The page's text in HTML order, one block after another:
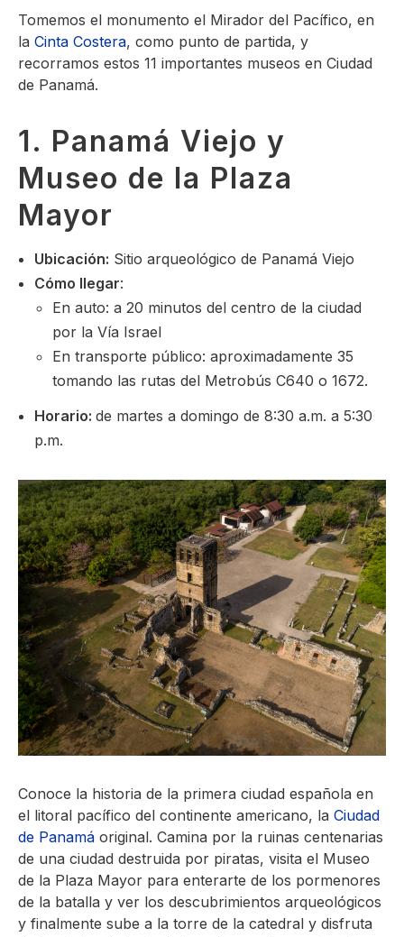
Tomemos el monumento el Mirador del Pacífico, en
la Cinta Costera, como punto de partida, y
recorramos estos 11 importantes museos en Ciudad
de Panamá.
1. Panamá Viejo y
Museo de la Plaza
Mayor
Ubicación: Sitio arqueológico de Panamá Viejo
Cómo llegar:
En auto: a 20 minutos del centro de la ciudad
por la Vía Israel
En transporte público: aproximadamente 35
tomando las rutas del Metrobús C640 o 1672.
Horario: de martes a domingo de 8:30 a.m. a 5:30
p.m.
Conoce la historia de la primera ciudad española en
el litoral pacífico del continente americano, la Ciudad
de Panamá original. Camina por la ruinas centenarias
de una ciudad destruida por piratas, visita el Museo
de la Plaza Mayor para enterarte de los pormenores
de la batalla y ver los descubrimientos arqueológicos
y finalmente sube a la torre de la catedral y disfruta